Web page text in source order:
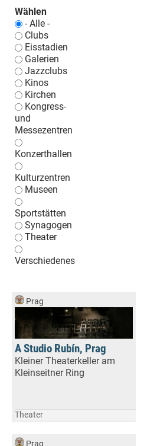
Wählen
- Alle -
Clubs
Eisstadien
Galerien
Jazzclubs
Kinos
Kirchen
Kongress-
und
Messezentren
Konzerthallen
Kulturzentren
Museen
Sportstätten
Synagogen
Theater
Verschiedenes
Prag
A Studio Rubín, Prag
Kleiner Theaterkeller am
Kleinseitner Ring
Theater
Prag